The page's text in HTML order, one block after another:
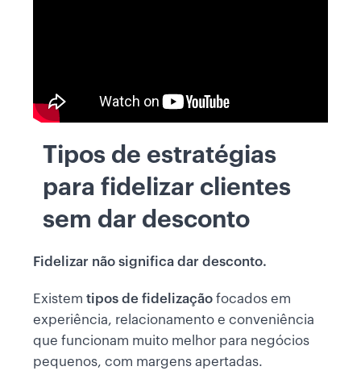
Tipos de estratégias
para fidelizar clientes
sem dar desconto
Fidelizar não significa dar desconto.
Existem tipos de fidelização focados em
experiência, relacionamento e conveniência
que funcionam muito melhor para negócios
pequenos, com margens apertadas.